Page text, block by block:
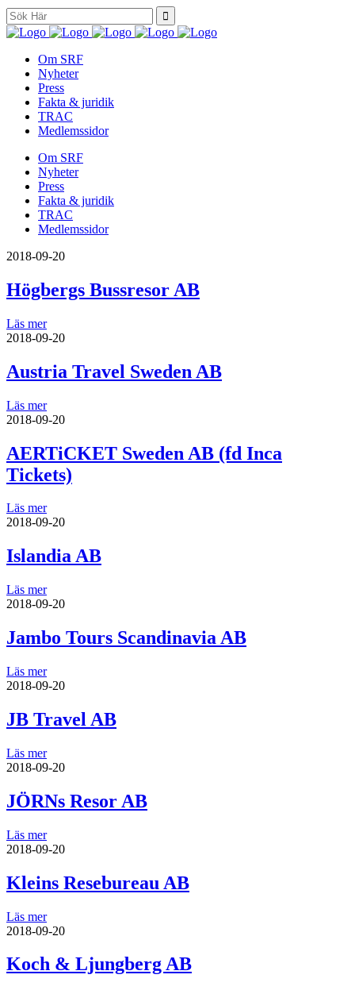
Search
for:
Om SRF
Nyheter
Press
Fakta & juridik
TRAC
Medlemssidor
Om SRF
Nyheter
Press
Fakta & juridik
TRAC
Medlemssidor
2018-09-20
Högbergs Bussresor AB
Läs mer
2018-09-20
Austria Travel Sweden AB
Läs mer
2018-09-20
AERTiCKET Sweden AB (fd Inca
Tickets)
Läs mer
2018-09-20
Islandia AB
Läs mer
2018-09-20
Jambo Tours Scandinavia AB
Läs mer
2018-09-20
JB Travel AB
Läs mer
2018-09-20
JÖRNs Resor AB
Läs mer
2018-09-20
Kleins Resebureau AB
Läs mer
2018-09-20
Koch & Ljungberg AB